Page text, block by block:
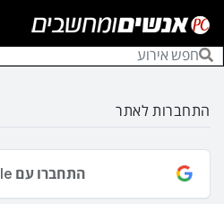
התחברות לאתר
התחברו עם Google